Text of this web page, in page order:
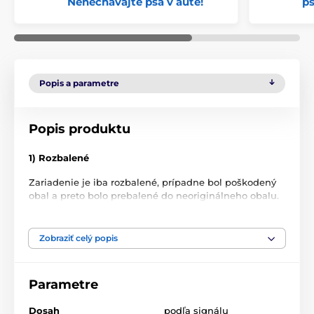
Popis a parametre
Popis produktu
1) Rozbalené
Zariadenie je iba rozbalené, prípadne bol poškodený
obal a preto bolo prebalené do neoriginálneho obalu.
2) Zánovné
Nemusí mať originálny obal, maximálne niekoľko
Zobraziť celý popis
Parametre
Dosah podľa signálu